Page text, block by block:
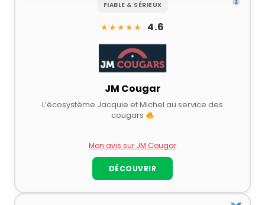
FIABLE & SÉRIEUX
★★★★★ 4.6
JM Cougar
L’écosystème Jacquie et Michel au service des
cougars
Mon avis sur JM Cougar
DÉCOUVRIR